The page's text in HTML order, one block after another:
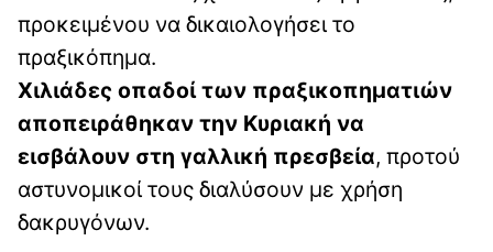
προκειμένου να δικαιολογήσει το
πραξικόπημα.
Χιλιάδες οπαδοί των πραξικοπηματιών
αποπειράθηκαν την Κυριακή να
εισβάλουν στη γαλλική πρεσβεία, προτού
αστυνομικοί τους διαλύσουν με χρήση
δακρυγόνων.